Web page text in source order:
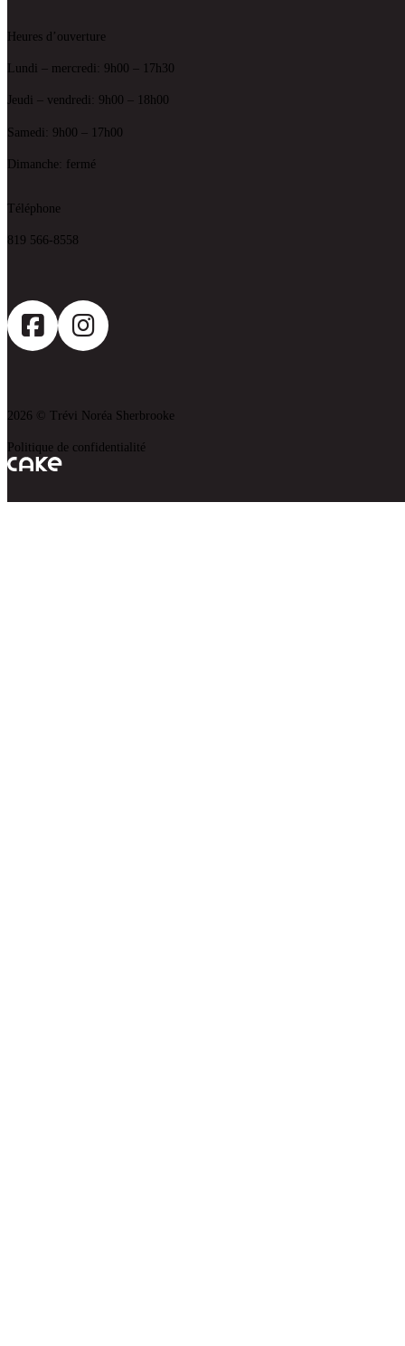
Heures d’ouverture
Lundi – mercredi: 9h00 – 17h30
Jeudi – vendredi: 9h00 – 18h00
Samedi: 9h00 – 17h00
Dimanche: fermé
Téléphone
819 566-8558
Politique de confidentialité
2026 © Trévi Noréa Sherbrooke